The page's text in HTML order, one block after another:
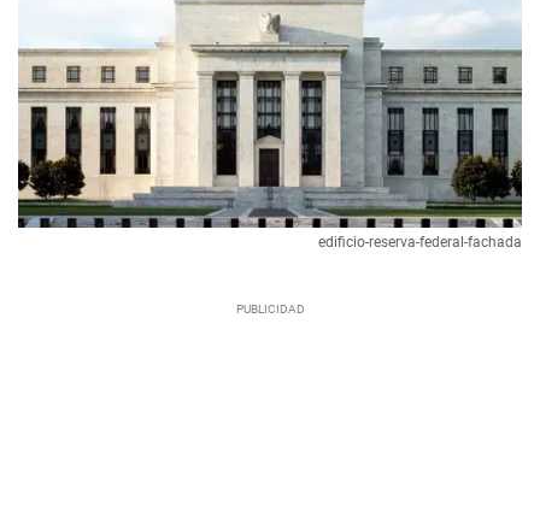
edificio-reserva-federal-fachada